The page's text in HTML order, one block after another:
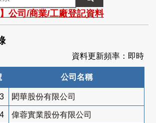
】公司/商業/工廠登記資料
資料更新頻率：即時
公司名稱
閎華股份有限公司
偉蓉實業股份有限公司